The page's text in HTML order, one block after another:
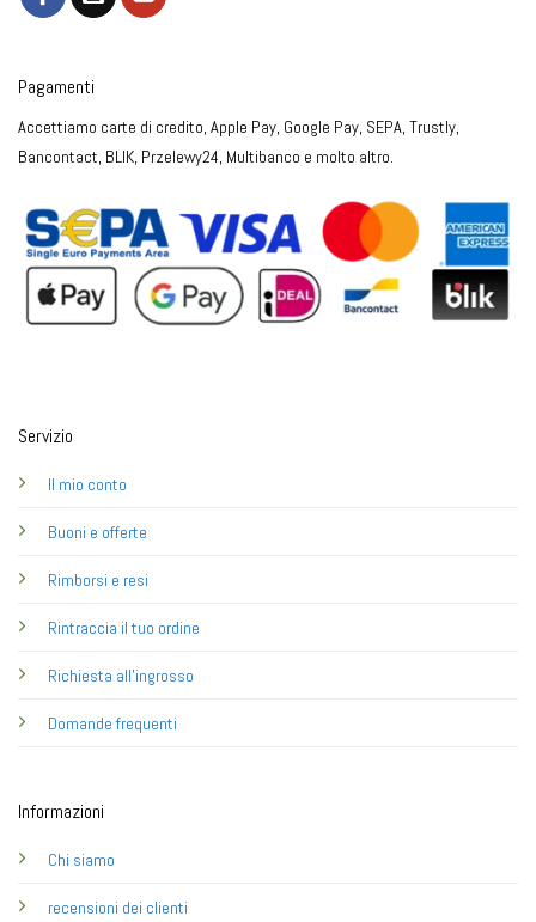
Servizio
Il mio conto
Buoni e offerte
Rimborsi e resi
Rintraccia il tuo ordine
Richiesta all'ingrosso
Domande frequenti
Informazioni
Chi siamo
recensioni dei clienti
Pagamenti
Accettiamo carte di credito, Apple Pay, Google Pay, SEPA, Trustly,
Bancontact, BLIK, Przelewy24, Multibanco e molto altro.